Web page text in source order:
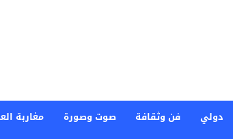
دولي فن وثقافة صوت وصورة مغاربة